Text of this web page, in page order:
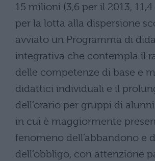
15 milioni (3,6 per il 2013,
per la lotta alla dispersione
avviato un Programma di
integrativa che contempla il
delle competenze di base e
didattici individuali e il
dell’orario per gruppi di
in cui è maggiormente
fenomeno dell’abbandono e
dell’obbligo, con attenzione